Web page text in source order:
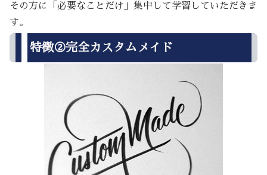
その方に「必要なことだけ」集中して学習していただきま
す。
特徴②完全カスタムメイド